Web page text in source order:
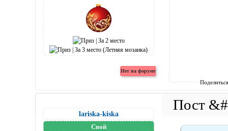
lariska-kiska
Свой